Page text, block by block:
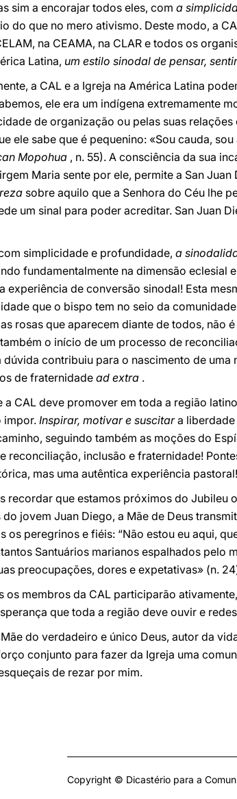
sim a encorajar todos eles, com a
do que no mero ativismo. Deste modo, a
na CEAMA, na CLAR e todos os
Latina, um estilo sinodal de pensar,
a CAL e a Igreja na América Latina
ele era um indígena extremamente
de organização ou pelas suas
ele sabe que é pequenino: «Sou cauda,
Mopohua , n. 55). A consciência da sua
Maria sente por ele, permite a San
sobre aquilo que a Senhora do Céu lhe
um sinal para poder acreditar. San Juan
simplicidade e profundidade, a
fundamentalmente na dimensão eclesial
experiência de conversão sinodal! Esta
que o bispo tem no seio da
rosas que aparecem diante de todos, não
o início de um processo de
contribuiu para o nascimento de uma
de fraternidade ad extra .
a CAL deve promover em toda a região
impor. Inspirar, motivar e suscitara liberdade
seguindo também as moções do
reconciliação, inclusão e fraternidade!
mas uma autêntica experiência pastoral!
recordar que estamos próximos do Jubileu
jovem Juan Diego, a Mãe de Deus
os peregrinos e fiéis: “Não estou eu aqui,
Santuários marianos espalhados pelo
preocupações, dores e expetativas» (n.
os membros da CAL participarão
que toda a região deve ouvir e
do verdadeiro e único Deus, autor da
conjunto para fazer da Igreja uma
de rezar por mim.
Copyright © Dicastério para a